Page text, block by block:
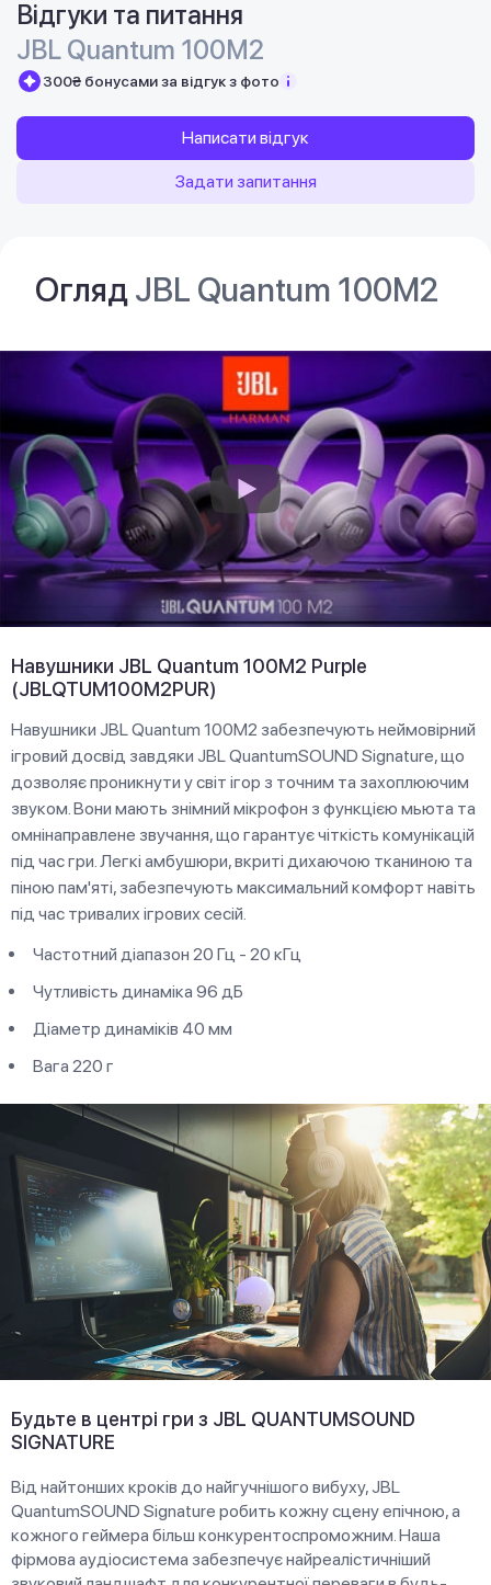
Відгуки та питання
JBL Quantum 100M2
300₴ бонусами за відгук з фото
Написати відгук
Задати запитання
ОглядJBL Quantum 100M2
Навушники JBL Quantum 100M2 Purple
(JBLQTUM100M2PUR)
Навушники JBL Quantum 100M2 забезпечують неймовірний
ігровий досвід завдяки JBL QuantumSOUND Signature, що
дозволяє проникнути у світ ігор з точним та захоплюючим
звуком. Вони мають знімний мікрофон з функцією мьюта та
омнінаправлене звучання, що гарантує чіткість комунікацій
під час гри. Легкі амбушюри, вкриті дихаючою тканиною та
піною пам'яті, забезпечують максимальний комфорт навіть
під час тривалих ігрових сесій.
Частотний діапазон 20 Гц - 20 кГц
Чутливість динаміка 96 дБ
Діаметр динаміків 40 мм
Вага 220 г
Будьте в центрі гри з JBL QUANTUMSOUND
SIGNATURE
Від найтонших кроків до найгучнішого вибуху, JBL
QuantumSOUND Signature робить кожну сцену епічною, а
кожного геймера більш конкурентоспроможним. Наша
фірмова аудіосистема забезпечує найреалістичніший